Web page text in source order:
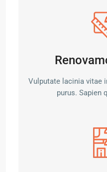
Vulputate lacinia vitae
purus. Sapien